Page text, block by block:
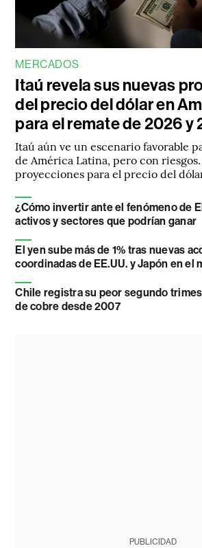
MERCADOS
Itaú revela sus nuevas
del precio del dólar en
para el remate de 2026 y
Itaú aún ve un escenario favorable
de América Latina, pero con riesgos.
proyecciones para el precio del
¿Cómo invertir ante el fenómeno de
activos y sectores que podrían ganar
El yen sube más de 1% tras nuevas
coordinadas de EE.UU. y Japón en el
Chile registra su peor segundo
de cobre desde 2007
PUBLICIDAD